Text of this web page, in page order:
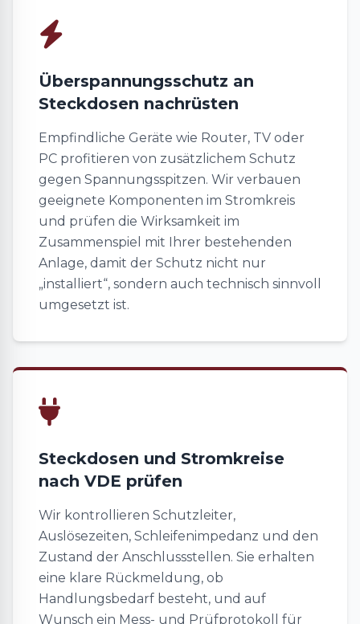
Überspannungsschutz an
Steckdosen nachrüsten
Empfindliche Geräte wie Router, TV oder
PC profitieren von zusätzlichem Schutz
gegen Spannungsspitzen. Wir verbauen
geeignete Komponenten im Stromkreis
und prüfen die Wirksamkeit im
Zusammenspiel mit Ihrer bestehenden
Anlage, damit der Schutz nicht nur
„installiert“, sondern auch technisch sinnvoll
umgesetzt ist.
Steckdosen und Stromkreise
nach VDE prüfen
Wir kontrollieren Schutzleiter,
Auslösezeiten, Schleifenimpedanz und den
Zustand der Anschlussstellen. Sie erhalten
eine klare Rückmeldung, ob
Handlungsbedarf besteht, und auf
Wunsch ein Mess- und Prüfprotokoll für